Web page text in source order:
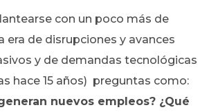
con un poco más de
era de disrupciones y avances
y de demandas tecnológicas
hace 15 años) preguntas como:
nuevos empleos? ¿Qué